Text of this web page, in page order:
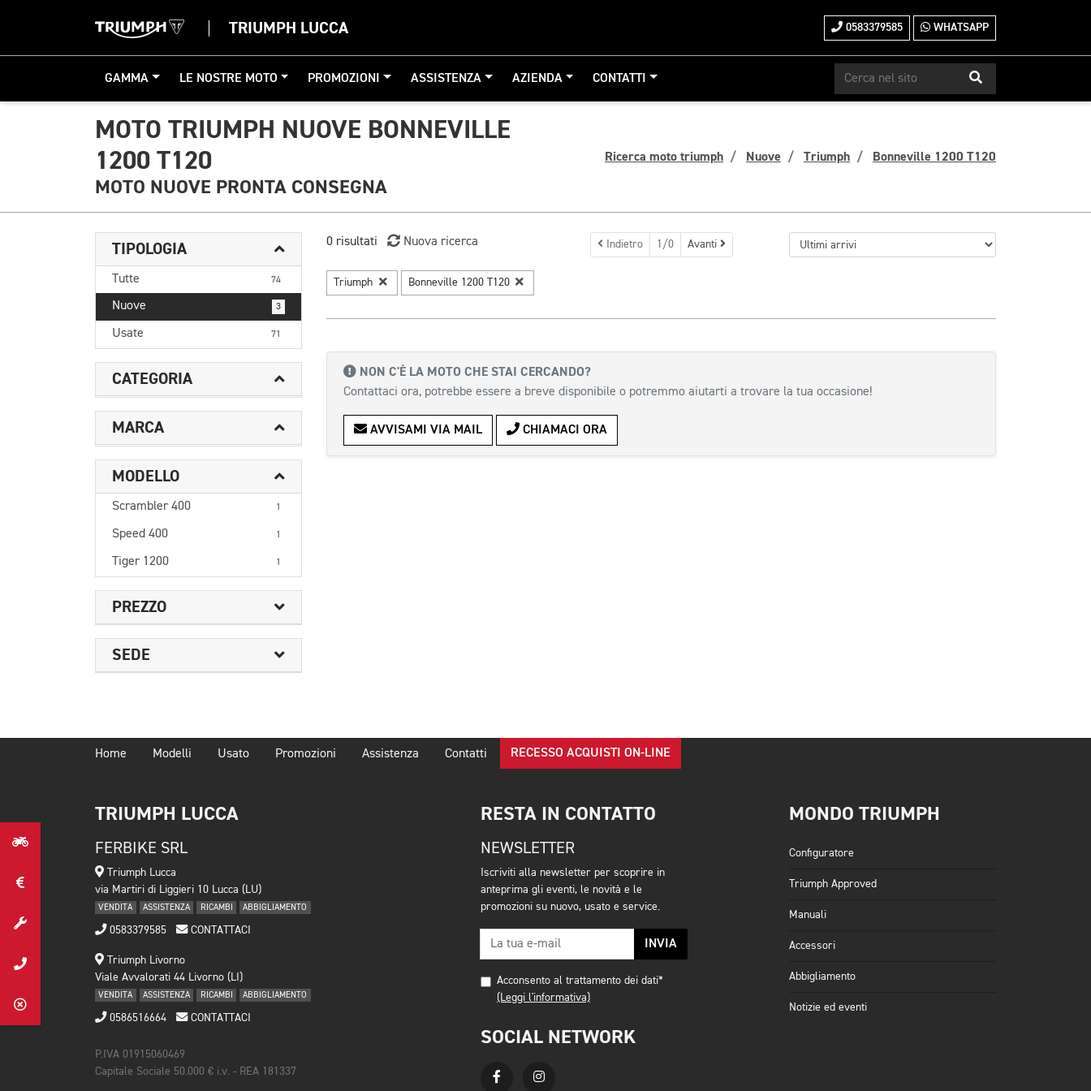
TRIUMPH LUCCA 0583379585 WHATSAPP
GAMMA LE NOSTRE MOTO PROMOZIONI ASSISTENZA AZIENDA CONTATTI
MOTO TRIUMPH NUOVE BONNEVILLE
1200 T120
MOTO NUOVE PRONTA CONSEGNA
Ricerca moto triumph Nuove Triumph Bonneville 1200 T120
TIPOLOGIA
Tutte 74
Nuove 3
Usate 71
CATEGORIA
MARCA
MODELLO
Scrambler 400 1
Speed 400 1
Tiger 1200 1
PREZZO
SEDE
0 risultati Nuova ricerca Indietro 1/0 Avanti
Triumph Bonneville 1200 T120
NON C'È LA MOTO CHE STAI CERCANDO?
Contattaci ora, potrebbe essere a breve disponibile o potremmo aiutarti a trovare la tua occasione!
AVVISAMI VIA MAIL CHIAMACI ORA
Home Modelli Usato Promozioni Assistenza Contatti RECESSO ACQUISTI ON-LINE
TRIUMPH LUCCA
FERBIKE SRL
Triumph Lucca
via Martiri di Liggieri 10 Lucca (LU)
VENDITA ASSISTENZA RICAMBI ABBIGLIAMENTO
0583379585 CONTATTACI
Triumph Livorno
Viale Avvalorati 44 Livorno (LI)
VENDITA ASSISTENZA RICAMBI ABBIGLIAMENTO
0586516664 CONTATTACI
P.IVA 01915060469
Capitale Sociale 50.000 € i.v. - REA 181337
RESTA IN CONTATTO
NEWSLETTER
Iscriviti alla newsletter per scoprire in
anteprima gli eventi, le novità e le
promozioni su nuovo, usato e service.
INVIA
Acconsento al trattamento dei dati*
(Leggi l'informativa)
SOCIAL NETWORK
MONDO TRIUMPH
Configuratore
Triumph Approved
Manuali
Accessori
Abbigliamento
Notizie ed eventi